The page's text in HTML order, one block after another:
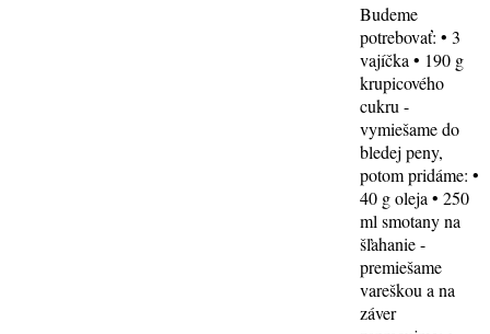
Budeme
potrebovať: • 3
vajíčka • 190 g
krupicového
cukru -
vymiešame do
bledej peny,
potom pridáme: •
40 g oleja • 250
ml smotany na
šľahanie -
premiešame
vareškou a na
záver